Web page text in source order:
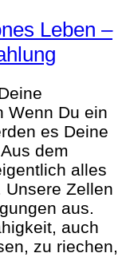
Leben –
Wenn Du ein
es Deine
dem
alles
Unsere Zellen
aus.
auch
zu riechen,